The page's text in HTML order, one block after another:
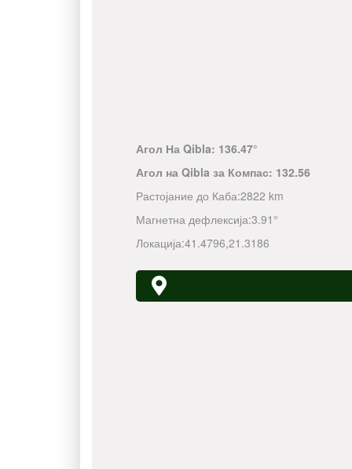
Агол На Qibla: 136.47°
Агол на Qibla за Компас: 132.56
Растојание до Каба:2822 km
Магнетна дефлексија:3.91°
Локација:41.4796,21.3186